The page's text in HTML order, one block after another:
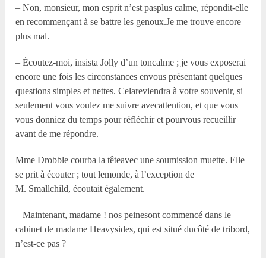
– Non, monsieur, mon esprit n’est pasplus calme, répondit-elle
en recommençant à se battre les genoux.Je me trouve encore
plus mal.
– Écoutez-moi, insista Jolly d’un toncalme ; je vous exposerai
encore une fois les circonstances envous présentant quelques
questions simples et nettes. Celareviendra à votre souvenir, si
seulement vous voulez me suivre avecattention, et que vous
vous donniez du temps pour réfléchir et pourvous recueillir
avant de me répondre.
Mme Drobble courba la têteavec une soumission muette. Elle
se prit à écouter ; tout lemonde, à l’exception de
M. Smallchild, écoutait également.
– Maintenant, madame ! nos peinesont commencé dans le
cabinet de madame Heavysides, qui est situé ducôté de tribord,
n’est-ce pas ?